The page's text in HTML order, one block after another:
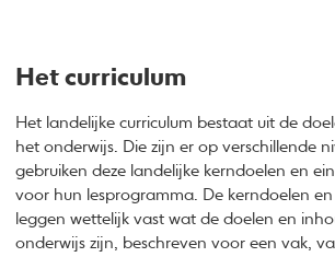
Het curriculum
Het landelijke curriculum bestaat uit de
het onderwijs. Die zijn er op verschillende
gebruiken deze landelijke kerndoelen en
voor hun lesprogramma. De kerndoelen
leggen wettelijk vast wat de doelen en
onderwijs zijn, beschreven voor een vak,